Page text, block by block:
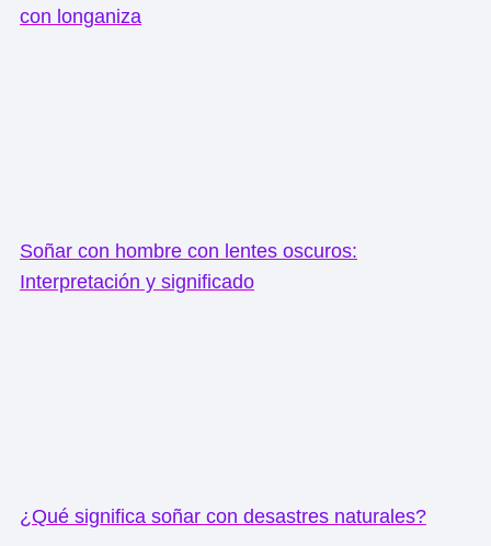
con longaniza
Soñar con hombre con lentes oscuros:
Interpretación y significado
¿Qué significa soñar con desastres naturales?